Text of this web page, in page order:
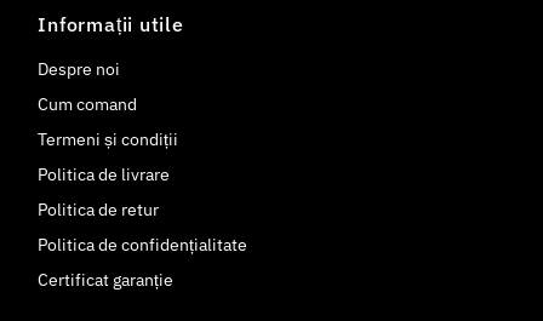
Informații utile
Despre noi
Cum comand
Termeni și condiții
Politica de livrare
Politica de retur
Politica de confidențialitate
Certificat garanție